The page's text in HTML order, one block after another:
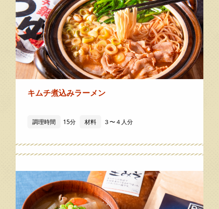
キムチ煮込みラーメン
調理時間 15分 材料 ３〜４人分